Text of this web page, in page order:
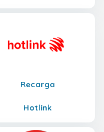
Recarga
Hotlink